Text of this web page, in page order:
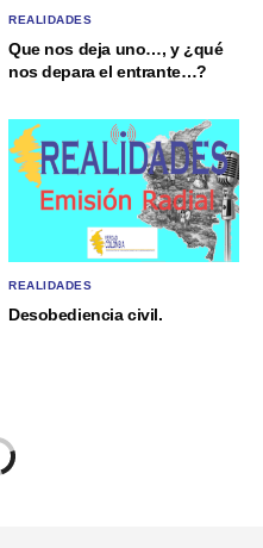
REALIDADES
Que nos deja uno…, y ¿qué
nos depara el entrante…?
REALIDADES
Desobediencia civil.